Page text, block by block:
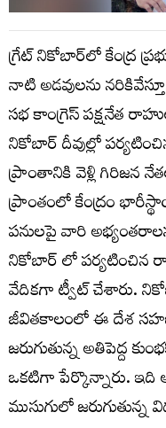
గ్రేట్ నికోబార్‌లో కేంద్ర
నాటి అడవులను
సభ కాంగ్రెస్ పక్షనేత
నికోబార్‌ దీవుల్లో
ప్రాంతానికి వెళ్లి గిరిజన
ప్రాంతంలో కేంద్రం
పనులపై వారి
నికోబార్ లో పర్యటించిన
వేదికగా ట్వీట్ చేశారు.
జీవితకాలంలో ఈ దేశ
జరుగుతున్న అతిపెద్ద
ఒకటిగా పేర్కొన్నారు. ఇది
ముసుగులో